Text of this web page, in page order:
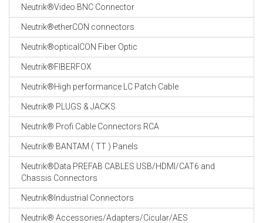
KOPER KABEL
OP ROL
OCC OPTICAL
FIBER CABLE
GE-ASSEMBLEERDE
19" RACKS
EN
TOEBEHOREN
CABLE EQUIPEMENTS
Neutrik®Video BNC Connector
Neutrik®etherCON connectors
Neutrik®opticalCON Fiber Optic
Neutrik®FIBERFOX
Neutrik®High performance LC Patch Cable
Neutrik® PLUGS & JACKS
Neutrik® Profi Cable Connectors RCA
Neutrik® BANTAM ( TT ) Panels
Neutrik®Data PREFAB CABLES USB/HDMI/CAT6 and
Chassis Connectors
Neutrik®Industrial Connectors
Neutrik® Accessories/Adapters/Cicular/AES